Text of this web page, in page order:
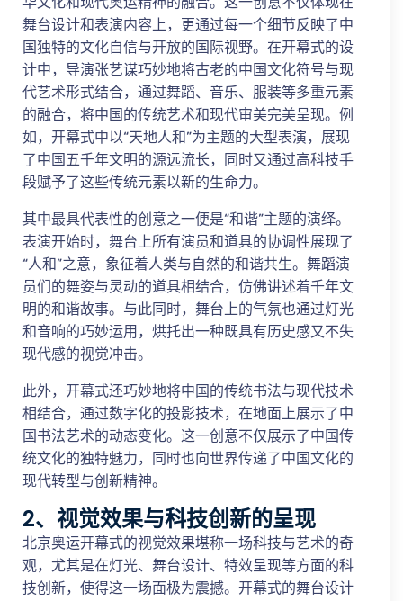
舞台设计和表演内容上，更通过每一个细节反映了中
国独特的文化自信与开放的国际视野。在开幕式的设
计中，导演张艺谋巧妙地将古老的中国文化符号与现
代艺术形式结合，通过舞蹈、音乐、服装等多重元素
的融合，将中国的传统艺术和现代审美完美呈现。例
如，开幕式中以“天地人和”为主题的大型表演，展现
了中国五千年文明的源远流长，同时又通过高科技手
段赋予了这些传统元素以新的生命力。
其中最具代表性的创意之一便是“和谐”主题的演绎。
表演开始时，舞台上所有演员和道具的协调性展现了
“人和”之意，象征着人类与自然的和谐共生。舞蹈演
员们的舞姿与灵动的道具相结合，仿佛讲述着千年文
明的和谐故事。与此同时，舞台上的气氛也通过灯光
和音响的巧妙运用，烘托出一种既具有历史感又不失
现代感的视觉冲击。
此外，开幕式还巧妙地将中国的传统书法与现代技术
相结合，通过数字化的投影技术，在地面上展示了中
国书法艺术的动态变化。这一创意不仅展示了中国传
统文化的独特魅力，同时也向世界传递了中国文化的
现代转型与创新精神。
2、视觉效果与科技创新的呈现
北京奥运开幕式的视觉效果堪称一场科技与艺术的奇
观，尤其是在灯光、舞台设计、特效呈现等方面的科
技创新，使得这一场面极为震撼。开幕式的舞台设计